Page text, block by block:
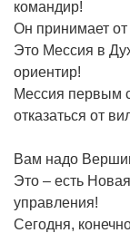
командир!
Он принимает
Это Мессия в
ориентир!
Мессия первым
отказаться от
Вам надо
Это – есть
управления!
Сегодня,